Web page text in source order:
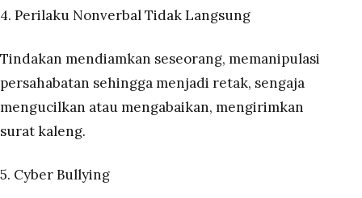
4. Perilaku Nonverbal Tidak Langsung
Tindakan mendiamkan seseorang, memanipulasi
persahabatan sehingga menjadi retak, sengaja
mengucilkan atau mengabaikan, mengirimkan
surat kaleng.
5. Cyber Bullying